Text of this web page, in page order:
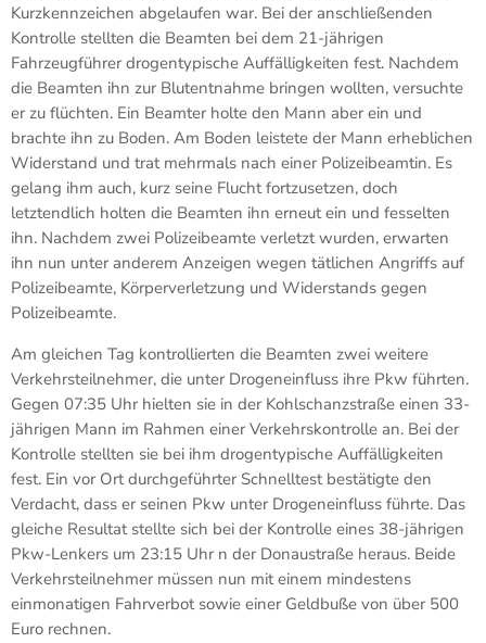
Kurzkennzeichen abgelaufen war. Bei der anschließenden
Kontrolle stellten die Beamten bei dem 21-jährigen
Fahrzeugführer drogentypische Auffälligkeiten fest. Nachdem
die Beamten ihn zur Blutentnahme bringen wollten, versuchte
er zu flüchten. Ein Beamter holte den Mann aber ein und
brachte ihn zu Boden. Am Boden leistete der Mann erheblichen
Widerstand und trat mehrmals nach einer Polizeibeamtin. Es
gelang ihm auch, kurz seine Flucht fortzusetzen, doch
letztendlich holten die Beamten ihn erneut ein und fesselten
ihn. Nachdem zwei Polizeibeamte verletzt wurden, erwarten
ihn nun unter anderem Anzeigen wegen tätlichen Angriffs auf
Polizeibeamte, Körperverletzung und Widerstands gegen
Polizeibeamte.
Am gleichen Tag kontrollierten die Beamten zwei weitere
Verkehrsteilnehmer, die unter Drogeneinfluss ihre Pkw führten.
Gegen 07:35 Uhr hielten sie in der Kohlschanzstraße einen 33-
jährigen Mann im Rahmen einer Verkehrskontrolle an. Bei der
Kontrolle stellten sie bei ihm drogentypische Auffälligkeiten
fest. Ein vor Ort durchgeführter Schnelltest bestätigte den
Verdacht, dass er seinen Pkw unter Drogeneinfluss führte. Das
gleiche Resultat stellte sich bei der Kontrolle eines 38-jährigen
Pkw-Lenkers um 23:15 Uhr n der Donaustraße heraus. Beide
Verkehrsteilnehmer müssen nun mit einem mindestens
einmonatigen Fahrverbot sowie einer Geldbuße von über 500
Euro rechnen.